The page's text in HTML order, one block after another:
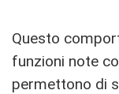
Questo
funzioni note
permettono di